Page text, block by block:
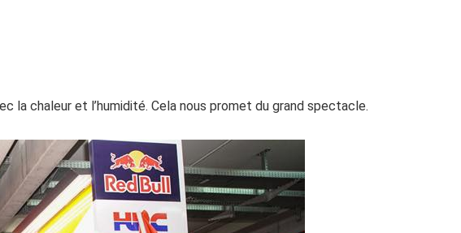
la chaleur et l’humidité. Cela nous promet du grand spectacle.